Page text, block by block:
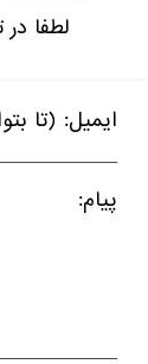
لطفا
ایمیل: (تا
پیام: